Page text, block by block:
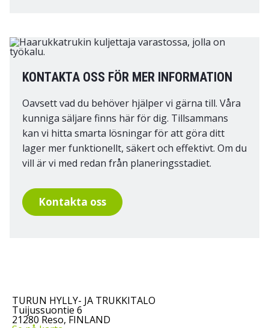
KONTAKTA OSS FÖR MER INFORMATION
Oavsett vad du behöver hjälper vi gärna till. Våra
kunniga säljare finns här för dig. Tillsammans
kan vi hitta smarta lösningar för att göra ditt
lager mer funktionellt, säkert och effektivt. Om du
vill är vi med redan från planeringsstadiet.
Kontakta oss
TURUN HYLLY- JA TRUKKITALO
Tuijussuontie 6
21280 Reso, FINLAND